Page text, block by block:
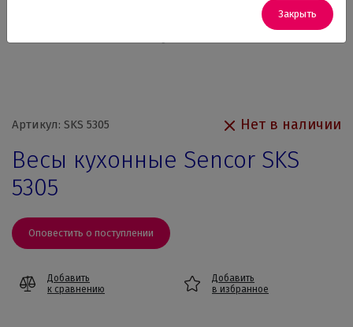
Артикул: SKS 5305 Нет в наличии
Весы кухонные Sencor SKS
5305
Оповестить о поступлении
Добавить
к сравнению
Добавить
в избранное
Закрыть